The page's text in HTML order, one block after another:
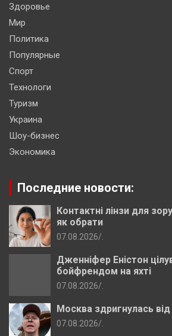
Здоровье
Мир
Политика
Популярные
Спорт
Технологи
Туризм
Украина
Шоу-бизнес
Экономика
Последние новости:
Контактні лінзи для
як обрати
07.08.2026
Дженніфер Еністон
бойфрендом на яхті
07.08.2026
Москва здригнулась
07.08.2026